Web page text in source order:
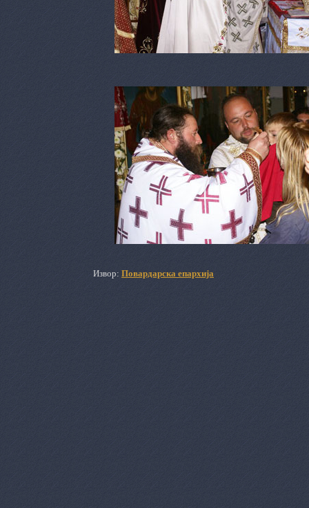
Извор: Повардарска епархија